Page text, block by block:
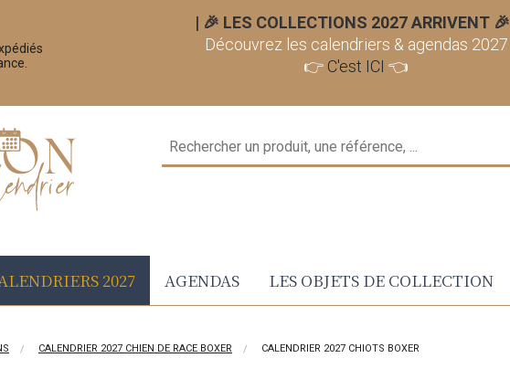
| 🎉 LES COLLECTIONS 2027 ARRIVENT 🎉
Découvrez les calendriers & agendas 2027
👉 C'est ICI 👈
2027 AGENDAS LES OBJETS DE COLLECTION
CALENDRIER 2027 CHIEN DE RACE BOXER CALENDRIER 2027 CHIOTS BOXER